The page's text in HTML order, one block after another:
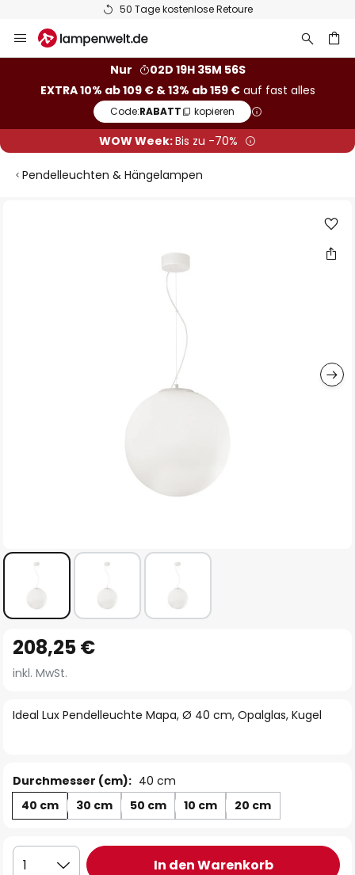
50 Tage kostenlose Retoure
Inhalt
Nur
02D 19H 35M 56S
EXTRA 10% ab 109 € & 13% ab 159 €auf fast alles
Code:RABATT kopieren
WOW Week:Bis zu -70%
Pendelleuchten & Hängelampen
Anfang
der
springen
Ideal Lux Pendelleuchte Mapa, Ø 40 cm, Opalglas, Kugel
208,25 €
inkl. MwSt.
Durchmesser (cm): 40 cm
40 cm
30 cm 50 cm 10 cm 20 cm
1 In den Warenkorb